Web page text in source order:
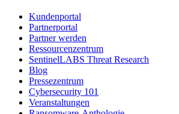
Kundenportal
Partnerportal
Partner werden
Ressourcenzentrum
SentinelLABS Threat Research
Blog
Pressezentrum
Cybersecurity 101
Veranstaltungen